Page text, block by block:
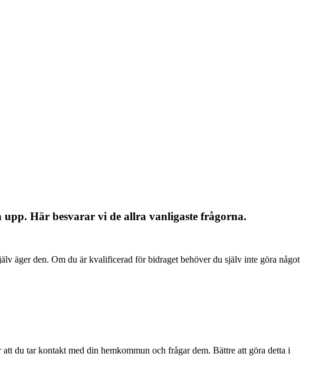
Här besvarar vi de allra vanligaste frågorna.
äger den. Om du är kvalificerad för bidraget behöver du själv inte göra något
du tar kontakt med din hemkommun och frågar dem. Bättre att göra detta i